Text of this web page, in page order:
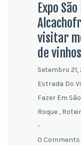
Expo
visitar
de vinhos
Setembro
Estrada Do
Fazer Em
Roque ,
-
0 Comments